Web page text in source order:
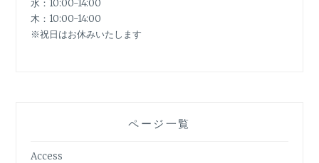
水：10:00-14:00
木：10:00-14:00
※祝日はお休みいたします
ページ一覧
Access